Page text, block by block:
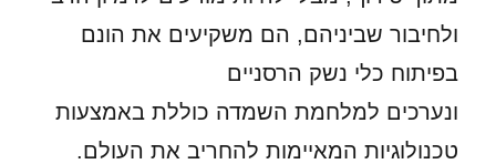
ולחיבור שביניהם, הם משקיעים את הונם
בפיתוח כלי נשק הרסניים
ונערכים למלחמת השמדה כוללת באמצעות
טכנולוגיות המאיימות להחריב את העולם.